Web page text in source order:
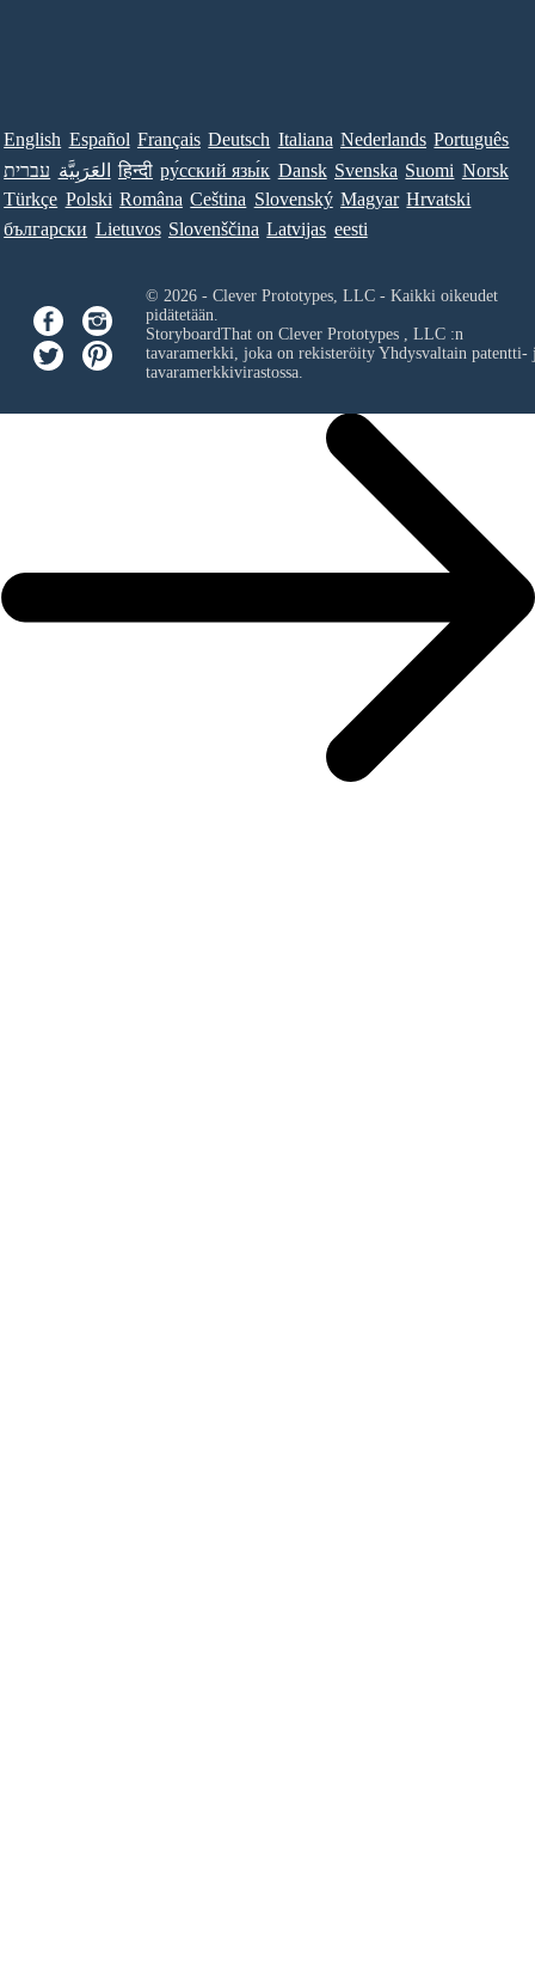
English Español Français Deutsch Italiana Nederlands Português
עברית العَرَبِيَّة हिन्दी ру́сский язы́к Dansk Svenska Suomi Norsk
Türkçe Polski Româna Ceština Slovenský Magyar Hrvatski
български Lietuvos Slovenščina Latvijas eesti
© 2026 - Clever Prototypes, LLC - Kaikki oikeudet
pidätetään.
StoryboardThat on Clever Prototypes , LLC:n
tavaramerkki, joka on rekisteröity Yhdysvaltain patentti-
tavaramerkkivirastossa.